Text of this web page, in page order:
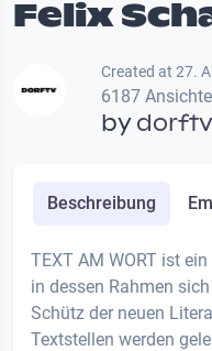
Felix
Created at 27.
6187
bydorftv
Beschreibung
TEXT AM WORT ist
in dessen Rahmen
Schütz der neuen
Textstellen werden